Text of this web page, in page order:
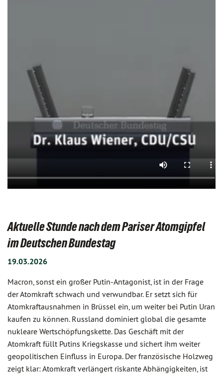
Aktuelle Stunde nach dem Pariser Atomgipfel
im Deutschen Bundestag
19.03.2026
Macron, sonst ein großer Putin-Antagonist, ist in der Frage
der Atomkraft schwach und verwundbar. Er setzt sich für
Atomkraftausnahmen in Brüssel ein, um weiter bei Putin Uran
kaufen zu können. Russland dominiert global die gesamte
nukleare Wertschöpfungskette. Das Geschäft mit der
Atomkraft füllt Putins Kriegskasse und sichert ihm weiter
geopolitischen Einfluss in Europa. Der französische Holzweg
zeigt klar: Atomkraft verlängert riskante Abhängigkeiten, ist